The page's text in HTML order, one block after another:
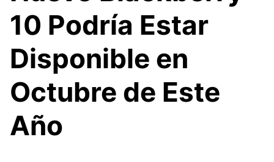
10 Podría Estar
Disponible en
Octubre de Este
Año